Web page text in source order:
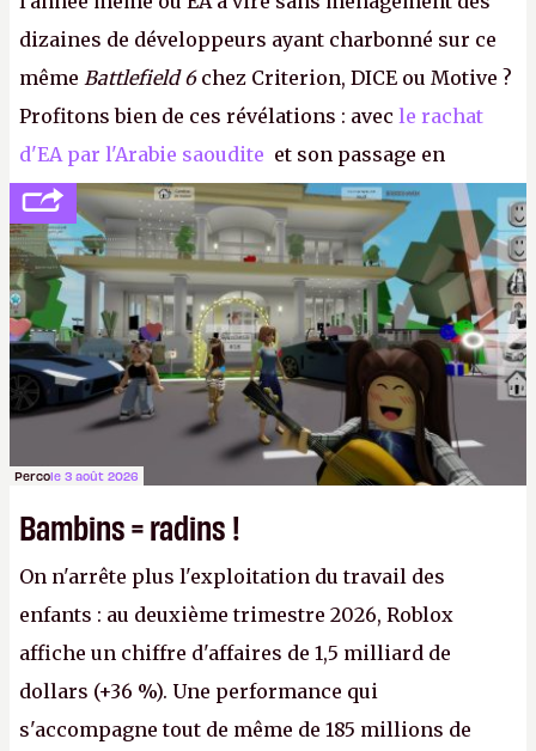
dizaines de développeurs ayant charbonné sur ce
même Battlefield 6chez Criterion, DICE ou Motive ?
Profitons bien de ces révélations : avec le rachat
d'EA par l'Arabie saoudite et son passage en
société privée, l'éditeur n'aura bientôt plus
l'obligation de publier ses bilans. Encore une
victoire pour la transparence.P.
Percole 3 août 2026
Bambins = radins !
On n'arrête plus l'exploitation du travail des
enfants : au deuxième trimestre 2026, Roblox
affiche un chiffre d'affaires de 1,5 milliard de
dollars (+36 %). Une performance qui
s'accompagne tout de même de 185 millions de